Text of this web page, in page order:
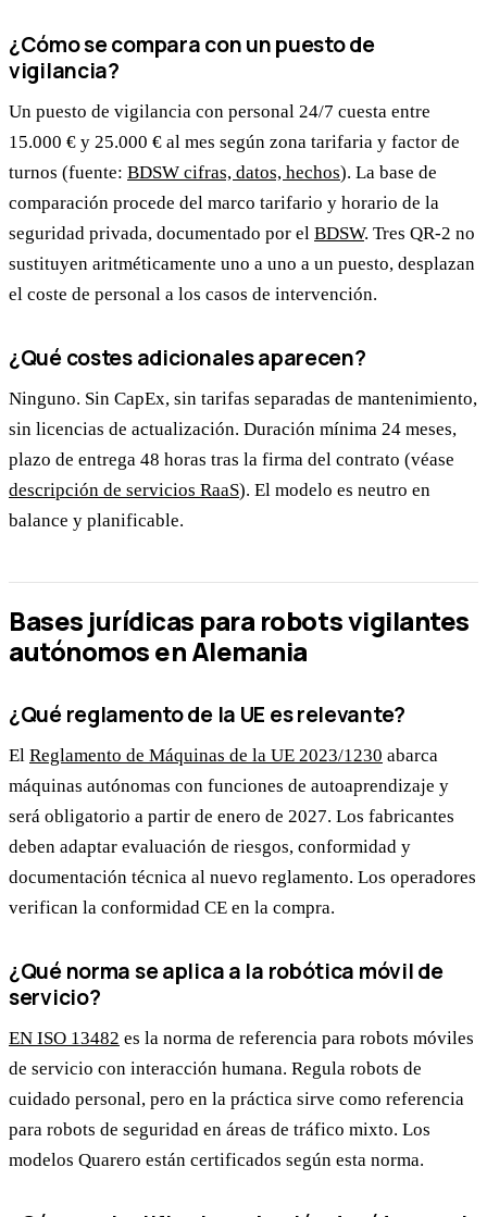
¿Cómo se compara con un puesto de
vigilancia?
Un puesto de vigilancia con personal 24/7 cuesta entre
15.000 € y 25.000 € al mes según zona tarifaria y factor de
turnos (fuente: BDSW cifras, datos, hechos). La base de
comparación procede del marco tarifario y horario de la
seguridad privada, documentado por el BDSW. Tres QR-2 no
sustituyen aritméticamente uno a uno a un puesto, desplazan
el coste de personal a los casos de intervención.
¿Qué costes adicionales aparecen?
Ninguno. Sin CapEx, sin tarifas separadas de mantenimiento,
sin licencias de actualización. Duración mínima 24 meses,
plazo de entrega 48 horas tras la firma del contrato (véase
descripción de servicios RaaS). El modelo es neutro en
balance y planificable.
Bases jurídicas para robots vigilantes
autónomos en Alemania
¿Qué reglamento de la UE es relevante?
El Reglamento de Máquinas de la UE 2023/1230 abarca
máquinas autónomas con funciones de autoaprendizaje y
será obligatorio a partir de enero de 2027. Los fabricantes
deben adaptar evaluación de riesgos, conformidad y
documentación técnica al nuevo reglamento. Los operadores
verifican la conformidad CE en la compra.
¿Qué norma se aplica a la robótica móvil de
servicio?
EN ISO 13482 es la norma de referencia para robots móviles
de servicio con interacción humana. Regula robots de
cuidado personal, pero en la práctica sirve como referencia
para robots de seguridad en áreas de tráfico mixto. Los
modelos Quarero están certificados según esta norma.